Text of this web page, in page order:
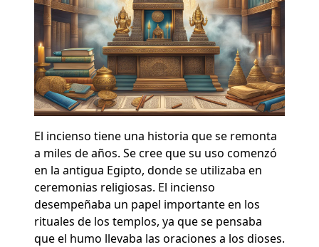
El incienso tiene una historia que se remonta
a miles de años. Se cree que su uso comenzó
en la antigua Egipto, donde se utilizaba en
ceremonias religiosas. El incienso
desempeñaba un papel importante en los
rituales de los templos, ya que se pensaba
que el humo llevaba las oraciones a los dioses.